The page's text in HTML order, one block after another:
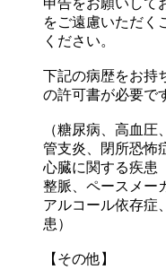
をご遠慮いただく
ください。
下記の病歴をお持
の許可書が必要で
（糖尿病、高血
管支炎、閉所恐怖
心臓に関する疾患
整脈、ペースメー
アルコール依存症
患）
【その他】